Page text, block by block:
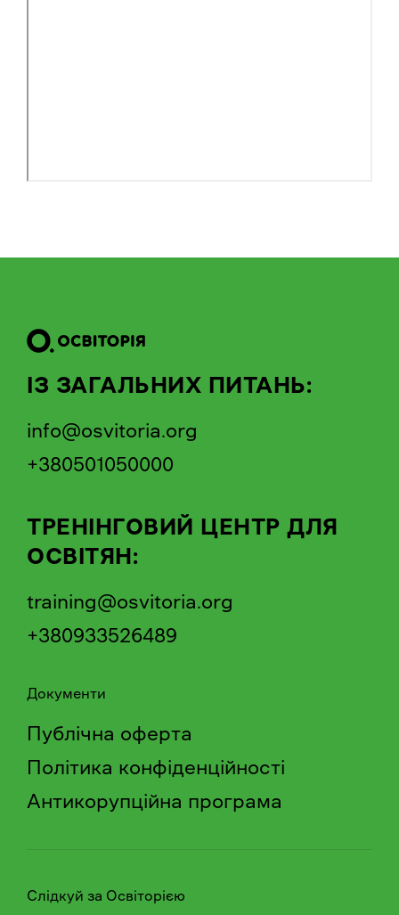
ІЗ ЗАГАЛЬНИХ ПИТАНЬ:
info@osvitoria.org
+380501050000
ТРЕНІНГОВИЙ ЦЕНТР ДЛЯ
ОСВІТЯН:
training@osvitoria.org
+380933526489
Документи
Публічна оферта
Політика конфіденційності
Антикорупційна програма
Слідкуй за Освіторією